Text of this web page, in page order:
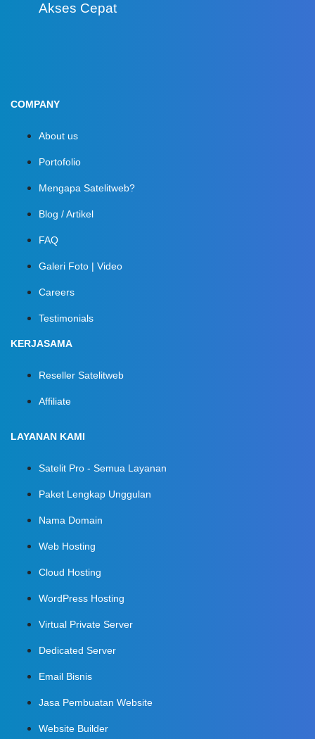
Akses Cepat
COMPANY
About us
Portofolio
Mengapa Satelitweb?
Blog / Artikel
FAQ
Galeri Foto | Video
Careers
Testimonials
KERJASAMA
Reseller Satelitweb
Affiliate
LAYANAN KAMI
Satelit Pro - Semua Layanan
Paket Lengkap Unggulan
Nama Domain
Web Hosting
Cloud Hosting
WordPress Hosting
Virtual Private Server
Dedicated Server
Email Bisnis
Jasa Pembuatan Website
Website Builder